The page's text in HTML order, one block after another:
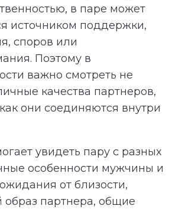
в паре может
источником поддержки,
споров или
Поэтому в
важно смотреть не
качества партнеров,
они соединяются внутри
увидеть пару с разных
особенности мужчины и
от близости,
образ партнера, общие